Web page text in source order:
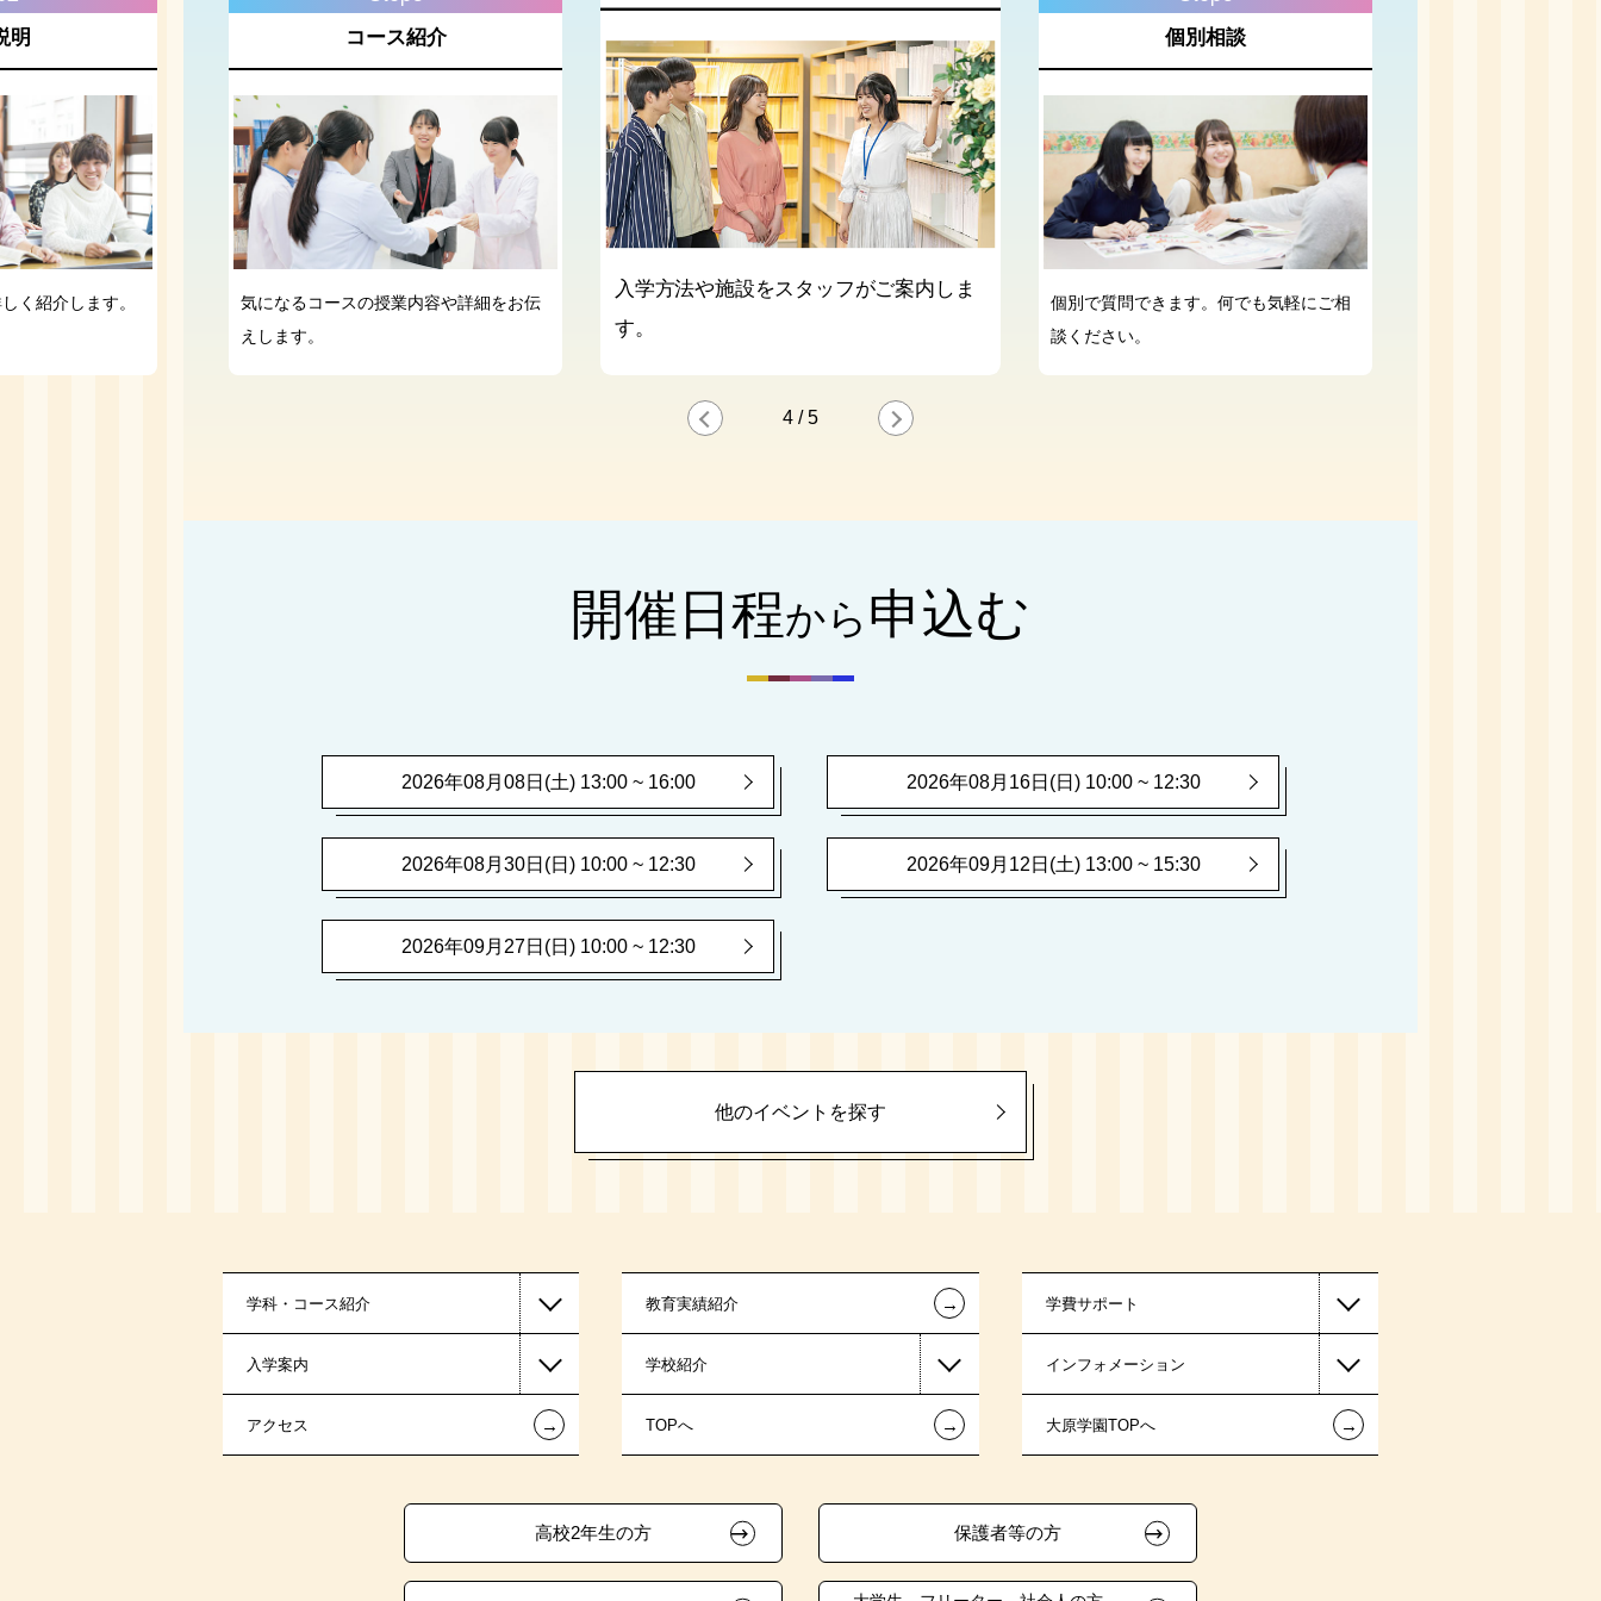
明
く紹介します。
コース紹介
気になるコースの授業内容や詳細をお伝
えします。
入学方法や施設をスタッフがご案内しま
す。
個別相談
個別で質問できます。何でも気軽にご相
談ください。
4 /5
開催日程から 申込む
2026年08月08日(土) 13:00 ~ 16:00 2026年08月16日(日) 10:00 ~ 12:30
2026年08月30日(日) 10:00 ~ 12:30 2026年09月12日(土) 13:00 ~ 15:30
2026年09月27日(日) 10:00 ~ 12:30
他のイベントを探す
学科・コース紹介 教育実績紹介 ← 学費サポート
入学案内 学校紹介 インフォメーション
アクセス ← TOPへ ← 大原学園TOPへ ←
高校2年生の方 保護者等の方